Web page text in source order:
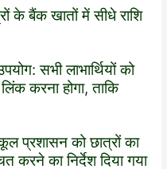
के बैंक खातों में सीधे राशि
सभी लाभार्थियों को
करना होगा, ताकि
प्रशासन को छात्रों का
का निर्देश दिया गया